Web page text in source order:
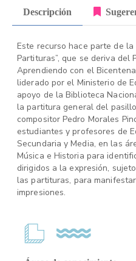
Descripción
Este recurso hace parte de la
Partituras”, que se deriva del
Aprendiendo con el
liderado por el Ministerio de
apoyo de la Biblioteca
la partitura general del
compositor Pedro Morales
estudiantes y profesores de
Secundaria y Media, en las
Música e Historia para
dirigidos a la expresión,
las partituras, para
impresiones.